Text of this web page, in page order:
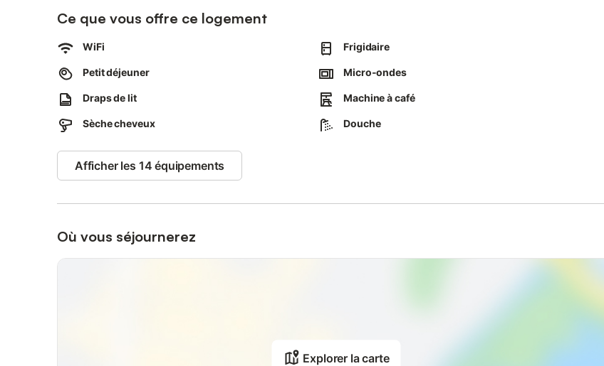
disposition pour passer une soirée en toute sécurité et faire réchauffer au micro ondes un repas préparé.
Un accès direct vous permet une entrée privative sur le Parc de la tête d'or avec ses activités multiples : jogging, vélos,
pique niques, balades à pied ou en bateaux sur le lac.
La chambre proposée est au Nord, au calme sur le jardin intérieur.
Ce que vous offre ce logement
WiFi Frigidaire
Petit déjeuner Micro-ondes
Draps de lit Machine à café
Sèche cheveux Douche
Afficher les 14 équipements
Où vous séjournerez
Explorer la carte